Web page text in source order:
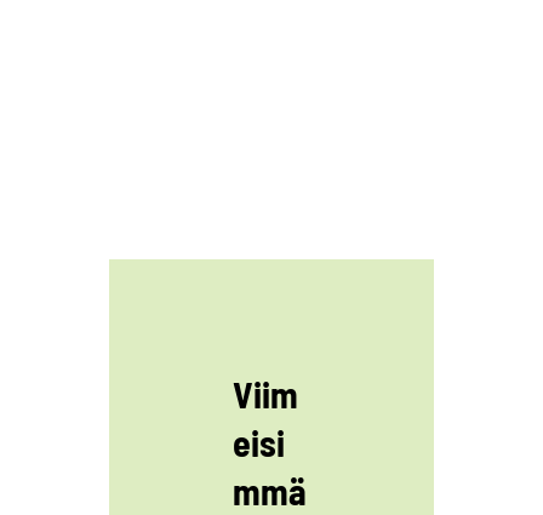
Viim
eisi
mmä